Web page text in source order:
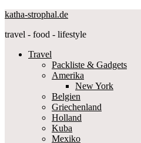
katha-strophal.de
travel - food - lifestyle
Travel
Packliste & Gadgets
Amerika
New York
Belgien
Griechenland
Holland
Kuba
Mexiko